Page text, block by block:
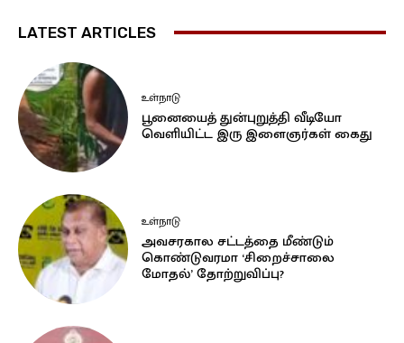
LATEST ARTICLES
உள்நாடு
பூனையைத் துன்புறுத்தி வீடியோ
வெளியிட்ட இரு இளைஞர்கள் கைது
உள்நாடு
அவசரகால சட்டத்தை மீண்டும்
கொண்டுவரமா ‘சிறைச்சாலை
மோதல்’ தோற்றுவிப்பு?